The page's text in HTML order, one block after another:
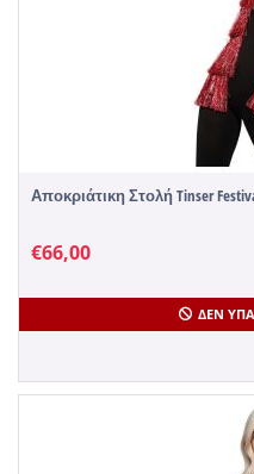
Αποκριάτικη Στολή Tinser
€66,00
ΔΕΝ